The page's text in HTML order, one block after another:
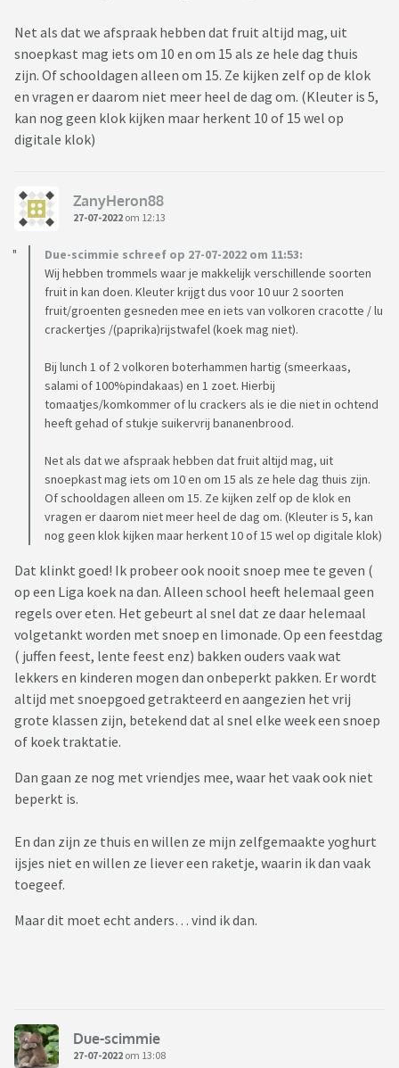
Net als dat we afspraak hebben dat fruit altijd mag, uit
snoepkast mag iets om 10 en om 15 als ze hele dag thuis
zijn. Of schooldagen alleen om 15. Ze kijken zelf op de klok
en vragen er daarom niet meer heel de dag om. (Kleuter is 5,
kan nog geen klok kijken maar herkent 10 of 15 wel op
digitale klok)
ZanyHeron88
27-07-2022 om 12:13
Due-scimmie schreef op 27-07-2022 om 11:53:
Wij hebben trommels waar je makkelijk verschillende soorten
fruit in kan doen. Kleuter krijgt dus voor 10 uur 2 soorten
fruit/groenten gesneden mee en iets van volkoren cracotte / lu
crackertjes /(paprika)rijstwafel (koek mag niet).
Bij lunch 1 of 2 volkoren boterhammen hartig (smeerkaas,
salami of 100%pindakaas) en 1 zoet. Hierbij
tomaatjes/komkommer of lu crackers als ie die niet in ochtend
heeft gehad of stukje suikervrij bananenbrood.
Net als dat we afspraak hebben dat fruit altijd mag, uit
snoepkast mag iets om 10 en om 15 als ze hele dag thuis zijn.
Of schooldagen alleen om 15. Ze kijken zelf op de klok en
vragen er daarom niet meer heel de dag om. (Kleuter is 5, kan
nog geen klok kijken maar herkent 10 of 15 wel op digitale klok)
Dat klinkt goed! Ik probeer ook nooit snoep mee te geven (
op een Liga koek na dan. Alleen school heeft helemaal geen
regels over eten. Het gebeurt al snel dat ze daar helemaal
volgetankt worden met snoep en limonade. Op een feestdag
( juffen feest, lente feest enz) bakken ouders vaak wat
lekkers en kinderen mogen dan onbeperkt pakken. Er wordt
altijd met snoepgoed getrakteerd en aangezien het vrij
grote klassen zijn, betekend dat al snel elke week een snoep
of koek traktatie.
Dan gaan ze nog met vriendjes mee, waar het vaak ook niet
beperkt is.
En dan zijn ze thuis en willen ze mijn zelfgemaakte yoghurt
ijsjes niet en willen ze liever een raketje, waarin ik dan vaak
toegeef.
Maar dit moet echt anders… vind ik dan.
Due-scimmie
27-07-2022 om 13:08